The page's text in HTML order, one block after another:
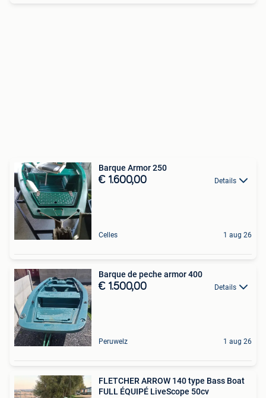
Barque Armor 250
€ 1.600,00 Details
Celles 1 aug 26
Barque de peche armor 400
€ 1.500,00 Details
Peruwelz 1 aug 26
FLETCHER ARROW 140 type Bass Boat
FULL ÉQUIPÉ LiveScope 50cv